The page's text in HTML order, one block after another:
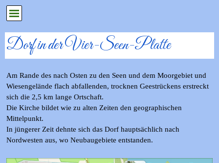
Dorf in der Vier-Seen-Platte
Am Rande des nach Osten zu den Seen und dem Moorgebiet und
Wiesengelände flach abfallenden, trocknen Geestrückens erstreckt
sich die 2,5 km lange Ortschaft.
Die Kirche bildet wie zu alten Zeiten den geographischen
Mittelpunkt.
In jüngerer Zeit dehnte sich das Dorf hauptsächlich nach
Nordwesten aus, wo Neubaugebiete entstanden.